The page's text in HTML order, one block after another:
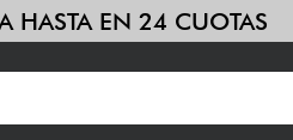
HASTA EN 24 CUOTAS